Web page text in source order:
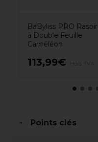
BaByliss PRO Rasoir
à Double Feuille
Caméléon
113,99€
Points clés